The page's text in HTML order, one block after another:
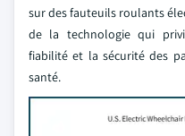
sur des fauteuils roulants
de la technologie qui
fiabilité et la sécurité des
santé.